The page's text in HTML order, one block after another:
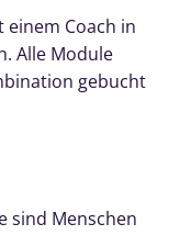
Coach in
Alle Module
gebucht
sind Menschen